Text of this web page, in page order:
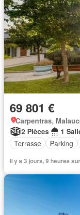
69 801 €
Carpentras,
2 Pièces
1
Terrasse
Parking
Il y a 3 jours, 9 heures